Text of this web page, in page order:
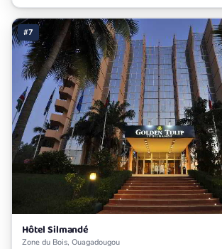
#7
Hôtel Silmandé
Zone du Bois, Ouagadougou